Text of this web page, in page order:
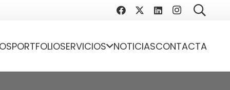
PORTFOLIOSERVICIOS NOTICIASCONTACTA